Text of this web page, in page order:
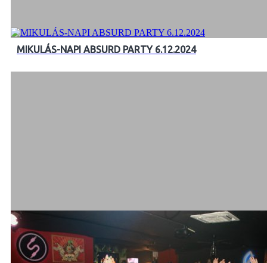
MIKULÁS-NAPI ABSURD PARTY 6.12.2024